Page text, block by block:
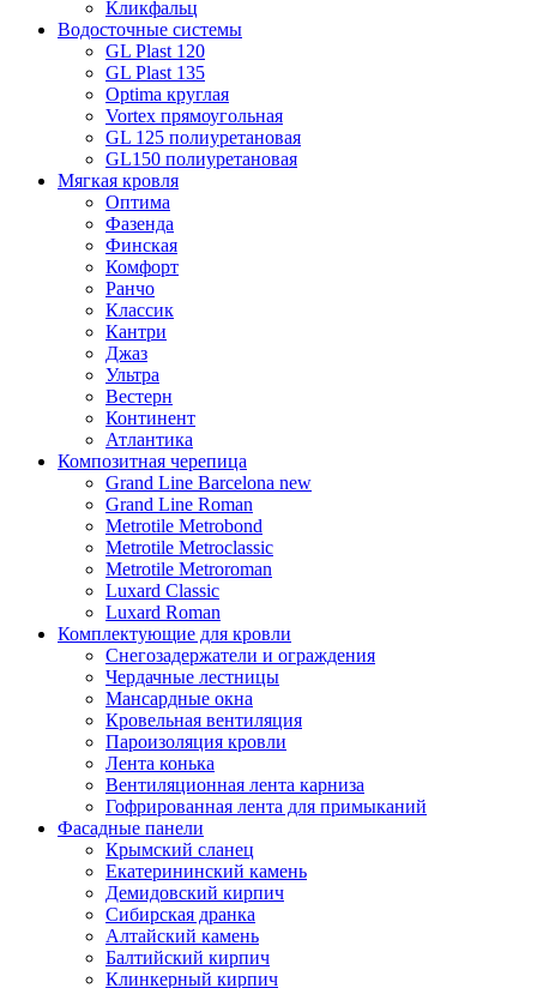
Кликфальц
Водосточные системы
GL Plast 120
GL Plast 135
Optima круглая
Vortex прямоугольная
GL 125 полиуретановая
GL150 полиуретановая
Мягкая кровля
Оптима
Фазенда
Финская
Комфорт
Ранчо
Классик
Кантри
Джаз
Ультра
Вестерн
Континент
Атлантика
Композитная черепица
Grand Line Barcelona new
Grand Line Roman
Metrotile Metrobond
Metrotile Metroclassic
Metrotile Metroroman
Luxard Classic
Luxard Roman
Комплектующие для кровли
Снегозадержатели и ограждения
Чердачные лестницы
Мансардные окна
Кровельная вентиляция
Пароизоляция кровли
Лента конька
Вентиляционная лента карниза
Гофрированная лента для примыканий
Фасадные панели
Крымский сланец
Екатерининский камень
Демидовский кирпич
Сибирская дранка
Алтайский камень
Балтийский кирпич
Клинкерный кирпич